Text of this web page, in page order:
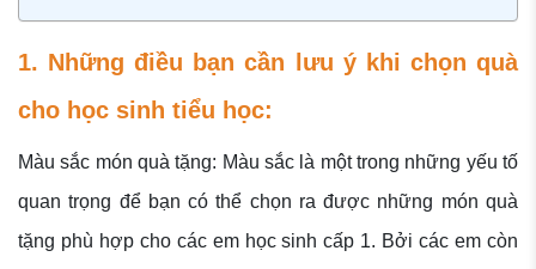
1. Những điều bạn cần lưu ý khi chọn quà
cho học sinh tiểu học:
Màu sắc món quà tặng: Màu sắc là một trong những yếu tố
quan trọng để bạn có thể chọn ra được những món quà
tặng phù hợp cho các em học sinh cấp 1. Bởi các em còn